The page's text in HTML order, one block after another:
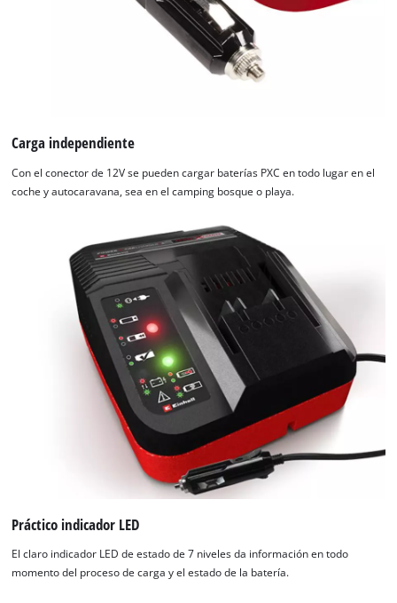
Carga independiente
Con el conector de 12V se pueden cargar baterías PXC en todo lugar en el
coche y autocaravana, sea en el camping bosque o playa.
Práctico indicador LED
El claro indicador LED de estado de 7 niveles da información en todo
momento del proceso de carga y el estado de la batería.